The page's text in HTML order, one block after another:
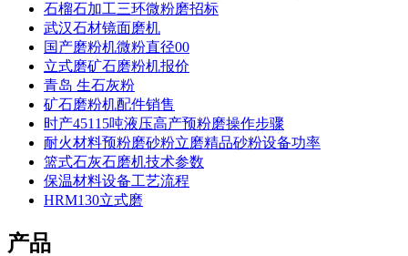
石榴石加工三环微粉磨招标
武汉石材镜面磨机
国产磨粉机微粉直径00
立式磨矿石磨粉机报价
青岛 生石灰粉
矿石磨粉机配件销售
时产45115吨液压高产预粉磨操作步骤
耐火材料预粉磨砂粉立磨精品砂粉设备功率
篮式石灰石磨机技术参数
保温材料设备工艺流程
HRM130立式磨
产品